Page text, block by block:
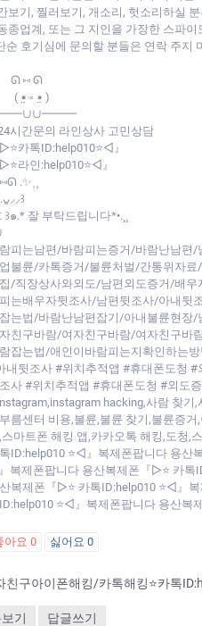
보기, 찔러보기, 개소리, 헛소리하실
종업계, 또는 그 지인을 가장한 스파
단순 호기심에 문의할 분들은 연락 주지
ᘏ ⑅ ᘏ
•̤ ༝ •̤ )
시간문의 라인상사 고민상담
▷⭐카톡ID:help010⭐◁』
▷⭐라인:help010⭐◁』
.✨⸒⸒
๑.* 잘 부탁드립니다*•.¸¸
피는남편/바람피는증거/바람난남
불륜/카톡증거/불륜처벌/간통위자
/직장상사와외도/남편외도증거/배
는배우자뒷조사/남편뒷조사/아내뒷
는법/바람난남편잡기/아내불륜현장
친구바람/여자친구바람/여자친구바
잡는법/애인이바람피는지확인하는
내뒷조사 #위치추적앱 #휴대폰도청
사 #위치추적앱 #휴대폰도청 #외도
hacking,사람 찾
름센터 비용,불륜,불륜 찾기,불륜증
스마트폰 해킹 앱,카카오톡 해킹,도청,
ID:help010 ⭐◁』복제폰팝니다 용산
복제폰팝니다 용산복제폰『▷⭐ 카톡
복제폰『▷⭐ 카톡ID:help010 ⭐◁』
⭐◁』복제폰팝니다 용산복
아요 0 싫어요 0
기 답글쓰기